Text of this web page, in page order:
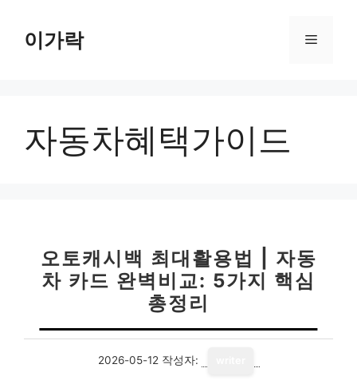
이가락 메
자동차혜택가이드
오토캐시백 최대활용법 | 자동
차 카드 완벽비교: 5가지 핵심
총정리
2026-05-12 작성자: